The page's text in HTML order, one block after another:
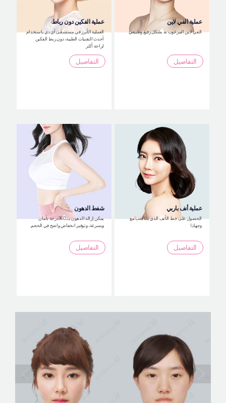
عملية الفي لاين
الفي لاين المرغوب به بشكل رفيع وطبيعي
التفاصيل
عملية الفكين دون رباط
العملية الأبرز في مستشفى أي دي باستخدام
أحدث التقنيات الطبية، دون ربط الفكين
لراحة أكثر
التفاصيل
عملية أنف باربي
الحصول على خط الأنف الذي يتناسب مع
وجهك!
التفاصيل
شفط الدهون
يمكن إزالة الدهون بــ 360درجة بأمان
وبسرعة، وتوفير انخفاض واضح في الحجم.
التفاصيل